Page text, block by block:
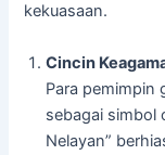
kekuasaan.
Cincin
Para pemimpin
sebagai simbol
Nelayan”